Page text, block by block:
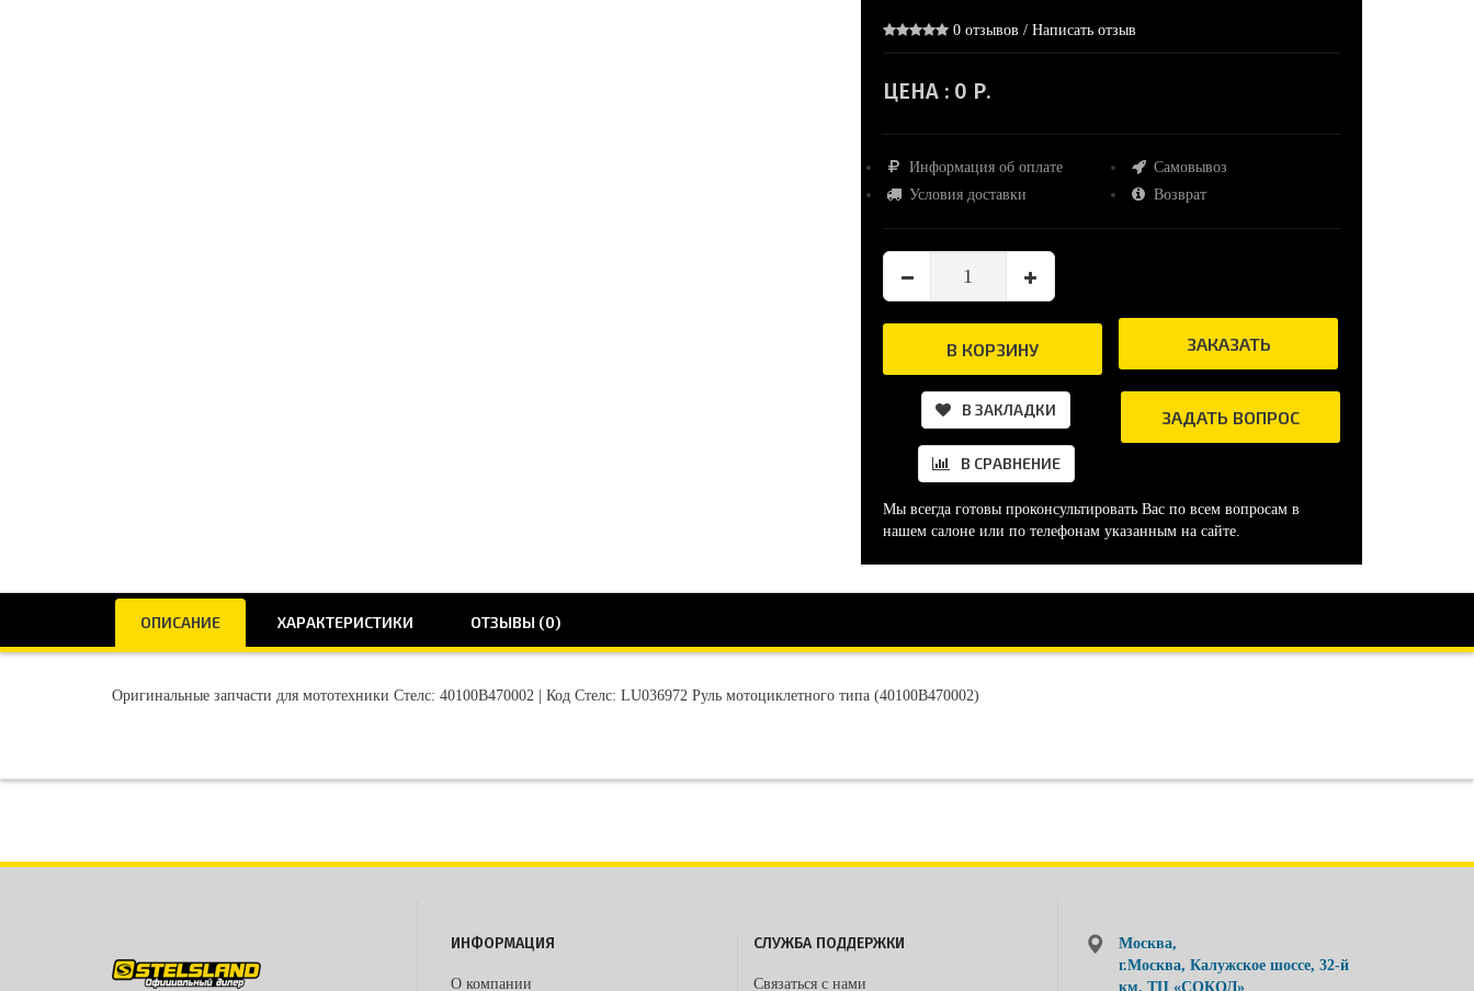
0 отзывов / Написать отзыв
ЦЕНА : 0 Р.
Информация об оплате
Условия доставки
Самовывоз
Возврат
В КОРЗИНУ ЗАКАЗАТЬ
ЗАДАТЬ ВОПРОС
В ЗАКЛАДКИ
В СРАВНЕНИЕ
Мы всегда готовы проконсультировать Вас по всем вопросам в
нашем салоне или по телефонам указанным на сайте.
ОПИСАНИЕ ХАРАКТЕРИСТИКИ ОТЗЫВЫ (0)
Оригинальные запчасти для мототехники Стелс: 40100B470002 | Код Стелс: LU036972 Руль мотоциклетного типа (40100B470002)
ИНФОРМАЦИЯ
О компании
СЛУЖБА ПОДДЕРЖКИ
Связаться с нами
Москва,
г.Москва, Калужское шоссе, 32-й
км, ТЦ «СОКОЛ»